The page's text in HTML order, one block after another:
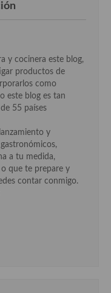
y cocinera este blog,
productos de
como
este blog es tan
55 países
y
a tu medida,
que te prepare y
contar conmigo.